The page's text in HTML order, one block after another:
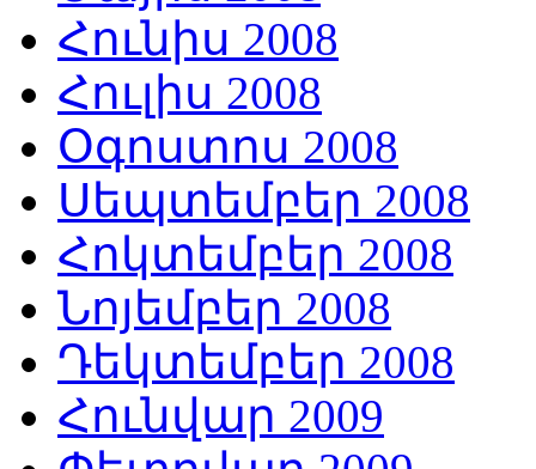
Հունիս 2008
Հուլիս 2008
Օգոստոս 2008
Սեպտեմբեր 2008
Հոկտեմբեր 2008
Նոյեմբեր 2008
Դեկտեմբեր 2008
Հունվար 2009